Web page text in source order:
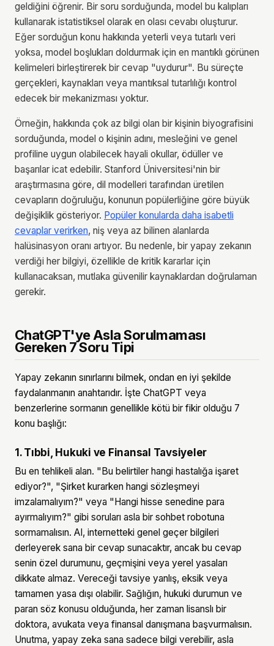
geldiğini öğrenir. Bir soru sorduğunda, model bu kalıpları
kullanarak istatistiksel olarak en olası cevabı oluşturur.
Eğer sorduğun konu hakkında yeterli veya tutarlı veri
yoksa, model boşlukları doldurmak için en mantıklı görünen
kelimeleri birleştirerek bir cevap "uydurur". Bu süreçte
gerçekleri, kaynakları veya mantıksal tutarlılığı kontrol
edecek bir mekanizması yoktur.
Örneğin, hakkında çok az bilgi olan bir kişinin biyografisini
sorduğunda, model o kişinin adını, mesleğini ve genel
profiline uygun olabilecek hayali okullar, ödüller ve
başarılar icat edebilir. Stanford Üniversitesi'nin bir
araştırmasına göre, dil modelleri tarafından üretilen
cevapların doğruluğu, konunun popülerliğine göre büyük
değişiklik gösteriyor. Popüler konularda daha isabetli
cevaplar verirken, niş veya az bilinen alanlarda
halüsinasyon oranı artıyor. Bu nedenle, bir yapay zekanın
verdiği her bilgiyi, özellikle de kritik kararlar için
kullanacaksan, mutlaka güvenilir kaynaklardan doğrulaman
gerekir.
ChatGPT'ye Asla Sorulmaması
Gereken 7 Soru Tipi
Yapay zekanın sınırlarını bilmek, ondan en iyi şekilde
faydalanmanın anahtarıdır. İşte ChatGPT veya
benzerlerine sormanın genellikle kötü bir fikir olduğu 7
konu başlığı:
1. Tıbbi, Hukuki ve Finansal Tavsiyeler
Bu en tehlikeli alan. "Bu belirtiler hangi hastalığa işaret
ediyor?", "Şirket kurarken hangi sözleşmeyi
imzalamalıyım?" veya "Hangi hisse senedine para
ayırmalıyım?" gibi soruları asla bir sohbet robotuna
sormamalısın. AI, internetteki genel geçer bilgileri
derleyerek sana bir cevap sunacaktır, ancak bu cevap
senin özel durumunu, geçmişini veya yerel yasaları
dikkate almaz. Vereceği tavsiye yanlış, eksik veya
tamamen yasa dışı olabilir. Sağlığın, hukuki durumun ve
paran söz konusu olduğunda, her zaman lisanslı bir
doktora, avukata veya finansal danışmana başvurmalısın.
Unutma, yapay zeka sana sadece bilgi verebilir, asla